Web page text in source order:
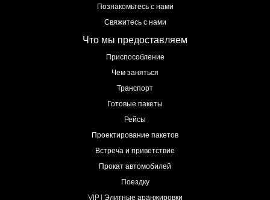
Познакомьтесь с нами
Свяжитесь с нами
Что мы предоставляем
Приспособление
Чем заняться
Транспорт
Готовые пакеты
Рейсы
Проектирование пакетов
Встреча и приветствие
Прокат автомобилей
Поездку
VIP | Элитные аранжировки